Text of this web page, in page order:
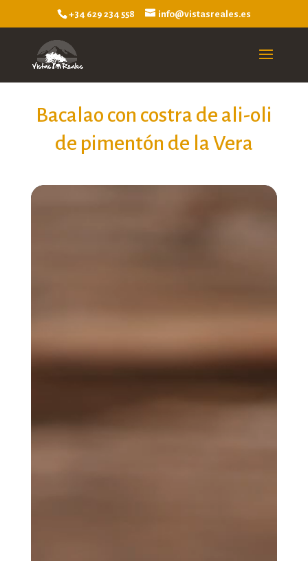
+34 629 234 558 info@vistasreales.es
Bacalao con costra de ali-oli
de pimentón de la Vera
Reproductor